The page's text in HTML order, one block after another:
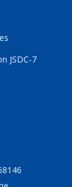
JSDC-7